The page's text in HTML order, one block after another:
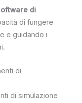
di
di fungere
e guidando i
di
di simulazione